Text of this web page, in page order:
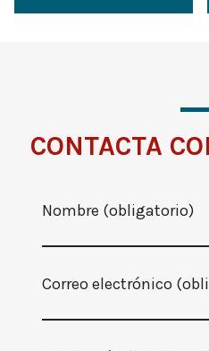
CONTACTA
Nombre (obligatorio)
Correo electrónico